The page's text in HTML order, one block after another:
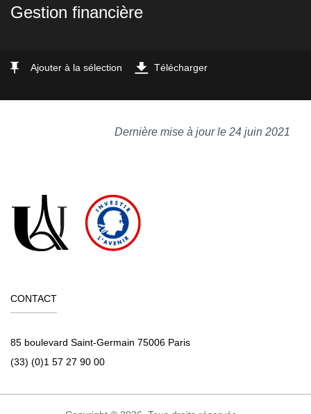
Gestion financière
Ajouter à la sélection Télécharger
Dernière mise à jour le 24 juin 2021
CONTACT
85 boulevard Saint-Germain 75006 Paris
(33) (0)1 57 27 90 00